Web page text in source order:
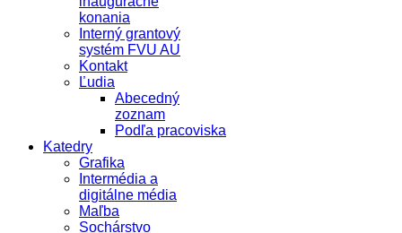
konania
Interný grantový
systém FVU AU
Kontakt
Ľudia
Abecedný
zoznam
Podľa pracoviska
Katedry
Grafika
Intermédia a
digitálne média
Maľba
Sochárstvo